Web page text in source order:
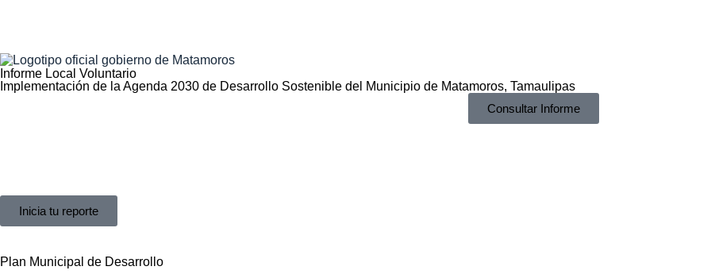
Informe Local Voluntario
Implementación de la Agenda 2030 de Desarrollo Sostenible del Municipio de Matamoros, Tamaulipas
Consultar Informe
Inicia tu reporte
Plan Municipal de Desarrollo